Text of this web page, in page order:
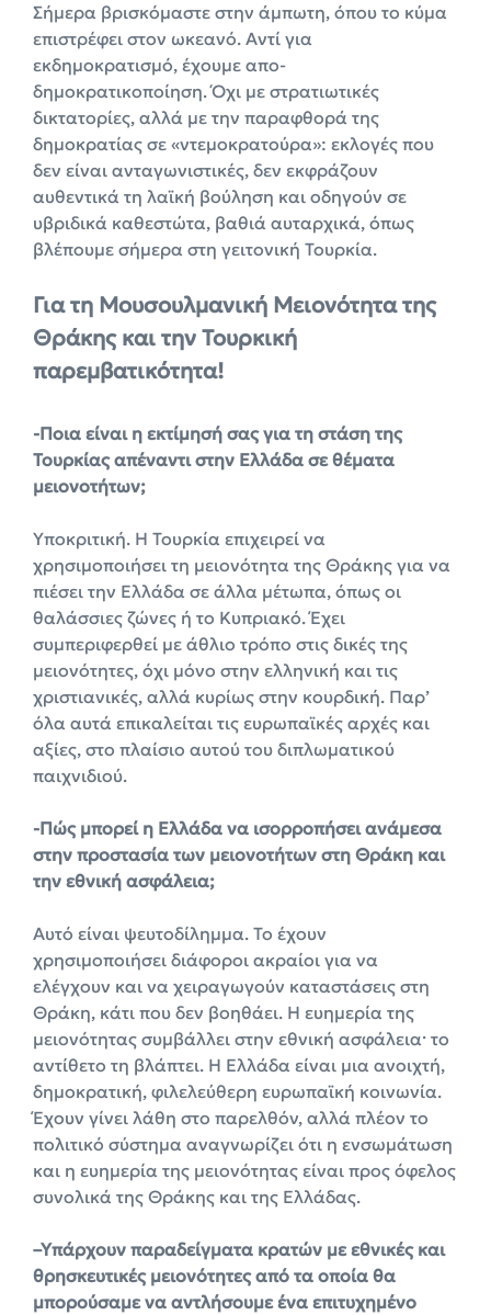
Σήμερα βρισκόμαστε στην άμπωτη, όπου το κύμα
επιστρέφει στον ωκεανό. Αντί για
εκδημοκρατισμό, έχουμε απο-
δημοκρατικοποίηση. Όχι με στρατιωτικές
δικτατορίες, αλλά με την παραφθορά της
δημοκρατίας σε «ντεμοκρατούρα»: εκλογές που
δεν είναι ανταγωνιστικές, δεν εκφράζουν
αυθεντικά τη λαϊκή βούληση και οδηγούν σε
υβριδικά καθεστώτα, βαθιά αυταρχικά, όπως
βλέπουμε σήμερα στη γειτονική Τουρκία.
Για τη Μουσουλμανική Μειονότητα της
Θράκης και την Τουρκική
παρεμβατικότητα!
-Ποια είναι η εκτίμησή σας για τη στάση της
Τουρκίας απέναντι στην Ελλάδα σε θέματα
μειονοτήτων;
Υποκριτική. Η Τουρκία επιχειρεί να
χρησιμοποιήσει τη μειονότητα της Θράκης για να
πιέσει την Ελλάδα σε άλλα μέτωπα, όπως οι
θαλάσσιες ζώνες ή το Κυπριακό. Έχει
συμπεριφερθεί με άθλιο τρόπο στις δικές της
μειονότητες, όχι μόνο στην ελληνική και τις
χριστιανικές, αλλά κυρίως στην κουρδική. Παρ’
όλα αυτά επικαλείται τις ευρωπαϊκές αρχές και
αξίες, στο πλαίσιο αυτού του διπλωματικού
παιχνιδιού.
-Πώς μπορεί η Ελλάδα να ισορροπήσει ανάμεσα
στην προστασία των μειονοτήτων στη Θράκη και
την εθνική ασφάλεια;
Αυτό είναι ψευτοδίλημμα. Το έχουν
χρησιμοποιήσει διάφοροι ακραίοι για να
ελέγχουν και να χειραγωγούν καταστάσεις στη
Θράκη, κάτι που δεν βοηθάει. Η ευημερία της
μειονότητας συμβάλλει στην εθνική ασφάλεια· το
αντίθετο τη βλάπτει. Η Ελλάδα είναι μια ανοιχτή,
δημοκρατική, φιλελεύθερη ευρωπαϊκή κοινωνία.
Έχουν γίνει λάθη στο παρελθόν, αλλά πλέον το
πολιτικό σύστημα αναγνωρίζει ότι η ενσωμάτωση
και η ευημερία της μειονότητας είναι προς όφελος
συνολικά της Θράκης και της Ελλάδας.
–Υπάρχουν παραδείγματα κρατών με εθνικές και
θρησκευτικές μειονότητες από τα οποία θα
μπορούσαμε να αντλήσουμε ένα επιτυχημένο